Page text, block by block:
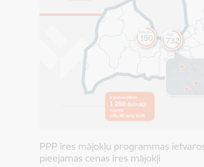
PPP īres mājokļu programmas
pieejamas cenas īres mājokļi